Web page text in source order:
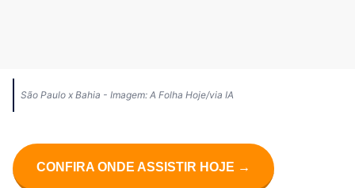
São Paulo x Bahia - Imagem: A Folha Hoje/via IA
CONFIRA ONDE ASSISTIR HOJE →